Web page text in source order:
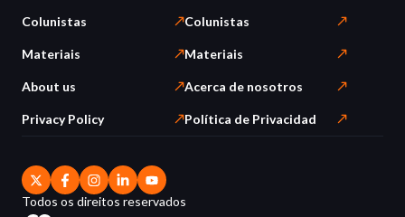
Colunistas
Materiais
About us
Privacy Policy
Colunistas
Materiais
Acerca de nosotros
Política de Privacidad
Todos os direitos reservados